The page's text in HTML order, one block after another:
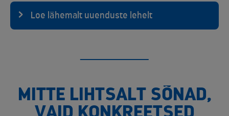
Loe lähemalt uuenduste lehelt
MITTE LIHTSALT SÕNAD,
VAID KONKREETSED